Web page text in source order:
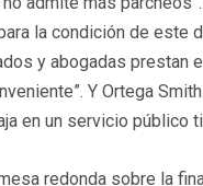
la condición de este
y abogadas prestan
Y Ortega
en un servicio público
redonda sobre la